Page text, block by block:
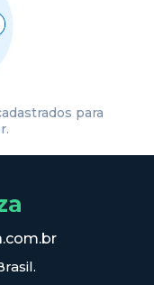
para